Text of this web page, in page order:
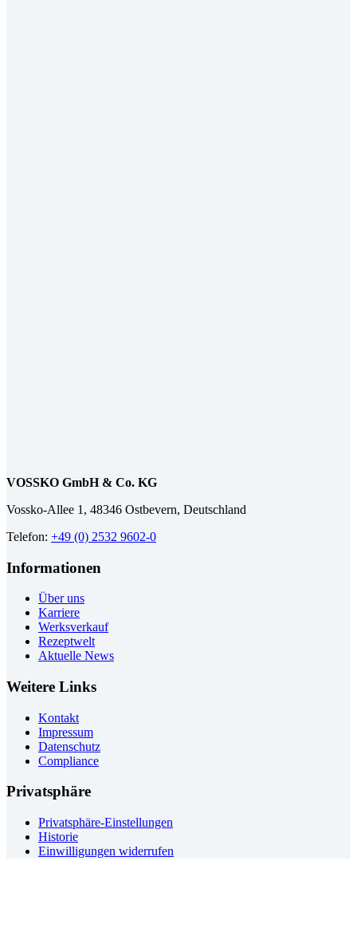
VOSSKO GmbH & Co. KG
Vossko-Allee 1, 48346 Ostbevern, Deutschland
Telefon: +49 (0) 2532 9602-0
Informationen
Über uns
Karriere
Werksverkauf
Rezeptwelt
Aktuelle News
Weitere Links
Kontakt
Impressum
Datenschutz
Compliance
Privatsphäre
Privatsphäre-Einstellungen
Historie
Einwilligungen widerrufen